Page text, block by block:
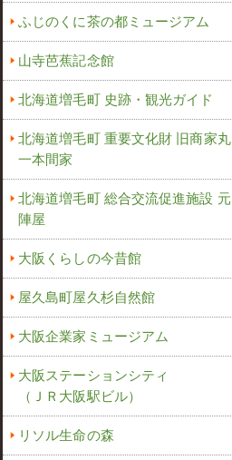
ふじのくに茶の都ミュージアム
山寺芭蕉記念館
北海道増毛町 史跡・観光ガイド
北海道増毛町 重要文化財 旧商家丸
一本間家
北海道増毛町 総合交流促進施設 元
陣屋
大阪くらしの今昔館
屋久島町屋久杉自然館
大阪企業家ミュージアム
大阪ステーションシティ
（ＪＲ大阪駅ビル）
リソル生命の森